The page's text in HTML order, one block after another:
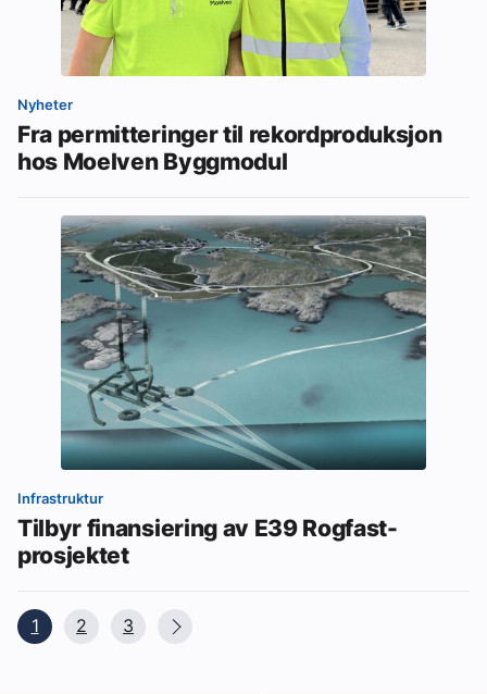
Nyheter
Fra permitteringer til rekordproduksjon
hos Moelven Byggmodul
Infrastruktur
Tilbyr finansiering av E39 Rogfast-
prosjektet
1 2 3